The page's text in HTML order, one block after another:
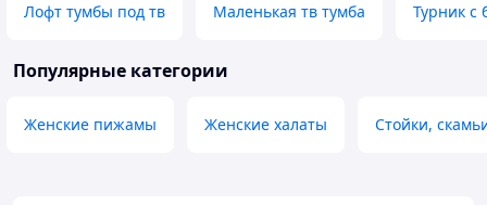
Лофт тумбы под тв Маленькая тв тумба Турник с
Популярные категории
Женские пижамы Женские халаты Стойки,